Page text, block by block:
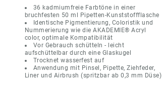
36 kadmiumfreie Farbtöne in einer
bruchfesten 50 ml Pipetten-Kunststoffflasche
Identische Pigmentierung, Coloristik und
Nummerierung wie die AKADEMIE® Acryl
color, optimale Kompatibilität
Vor Gebrauch schütteln - leicht
aufschüttelbar durch eine Glaskugel
Trocknet wasserfest auf
Anwendung mit Pinsel, Pipette, Ziehfeder,
Liner und Airbrush (spritzbar ab 0,3 mm Düse)